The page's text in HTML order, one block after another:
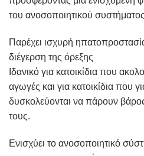
του ανοσοποιητικού
Παρέχει ισχυρή
διέγερση της όρεξης
Ιδανικό για κατοικίδια που
αγωγές και για κατοικίδια που
δυσκολεύονται να πάρουν
τους.
Ενισχύει το ανοσοποιητικό